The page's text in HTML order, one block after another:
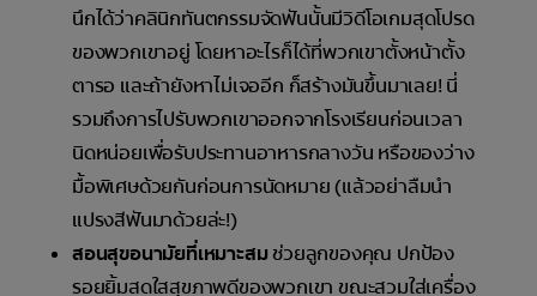
นึกได้ว่าคลินิกทันตกรรมจัดฟันนั้นมีวิดีโอเกมสุดโปรด
ของพวกเขาอยู่ โดยหาอะไรก็ได้ที่พวกเขาตั้งหน้าตั้ง
ตารอ และถ้ายังหาไม่เจออีก ก็สร้างมันขึ้นมาเลย! นี่
รวมถึงการไปรับพวกเขาออกจากโรงเรียนก่อนเวลา
นิดหน่อยเพื่อรับประทานอาหารกลางวัน หรือของว่าง
มื้อพิเศษด้วยกันก่อนการนัดหมาย (แล้วอย่าลืมนำ
แปรงสีฟันมาด้วยล่ะ!)
สอนสุขอนามัยที่เหมาะสมช่วยลูกของคุณ ปกป้อง
รอยยิ้มสดใสสุขภาพดีของพวกเขา ขณะสวมใส่เครื่อง